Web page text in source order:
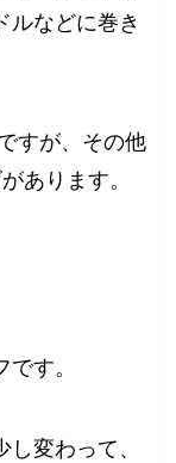
ルなどに巻き
すが、その他
あります。
す。
変わって、